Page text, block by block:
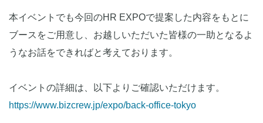
本イベントでも今回のHR EXPOで提案した内容をもとに
ブースをご用意し、お越しいただいた皆様の一助となるよ
うなお話をできればと考えております。
イベントの詳細は、以下よりご確認いただけます。
https://www.bizcrew.jp/expo/back-office-tokyo